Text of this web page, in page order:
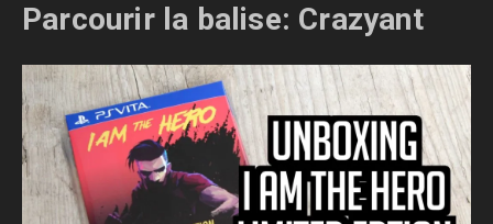
Parcourir la balise: Crazyant